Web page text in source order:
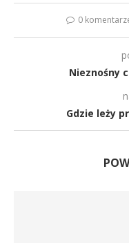
0
Nieznośny
Gdzie leży